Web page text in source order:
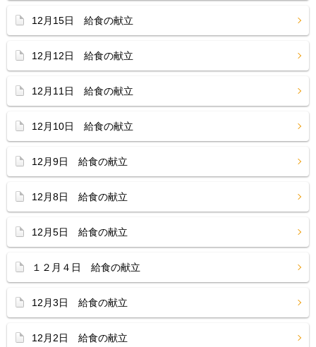
12月15日 給食の献立
12月12日 給食の献立
12月11日 給食の献立
12月10日 給食の献立
12月9日 給食の献立
12月8日 給食の献立
12月5日 給食の献立
１２月４日 給食の献立
12月3日 給食の献立
12月2日 給食の献立